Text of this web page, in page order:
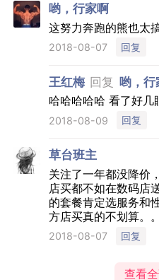
哟，行家啊
这努力奔跑的熊也太
2018-08-07 回复
王红梅 回复 哟，行
哈哈哈哈哈 看了好几
2018-08-09 回复
草台班主
关注了一年都没降价
店买都不如在数码店
的套餐肯定选服务和
方店买真的不划算。。
2018-08-07 回复
查看